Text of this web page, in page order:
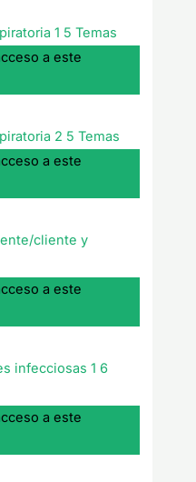
1 5 Temas
a este
2 5 Temas
a este
cliente y
a este
infecciosas 16
a este